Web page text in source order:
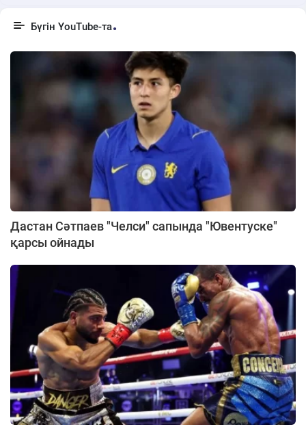
Бүгін YouTube-та
Дастан Сәтпаев "Челси" сапында "Ювентуске"
қарсы ойнады